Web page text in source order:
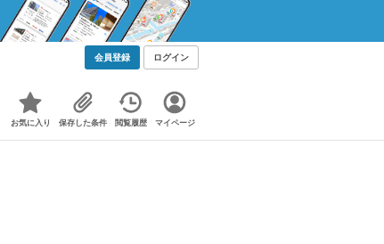
会員登録 ログイン
お気に入り 保存した条件 閲覧履歴 マイページ